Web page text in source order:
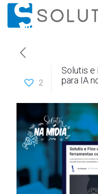
2
Solutis e
para IA